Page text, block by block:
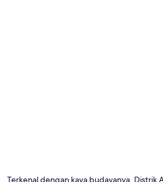
Terkenal dengan kaya budayanya, Distrik